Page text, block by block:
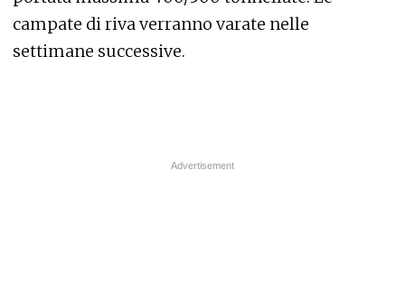
campate di riva verranno varate nelle
settimane successive.